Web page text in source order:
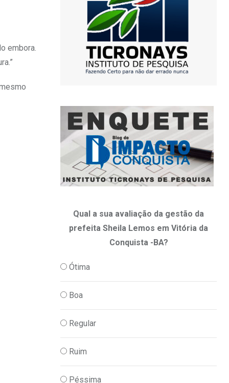
embora.
Qual a sua avaliação da gestão da
prefeita Sheila Lemos em Vitória da
Conquista -BA?
Ótima
Boa
Regular
Ruim
Péssima